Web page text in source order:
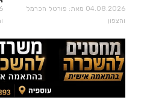
04.08.2026 מאת: פורטל הכרמל
והצפון